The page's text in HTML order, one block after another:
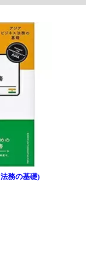
務の基礎)